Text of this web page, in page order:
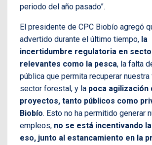
periodo del año pasado”.
El presidente de CPC Biobío agregó
advertido durante el último tiempo, la
incertidumbre regulatoria en
relevantes como la pesca, la falta
pública que permita recuperar
sector forestal, y la poca agilización
proyectos, tanto públicos como
Biobío. Esto no ha permitido generar
empleos, no se está incentivando
eso, junto al estancamiento en la